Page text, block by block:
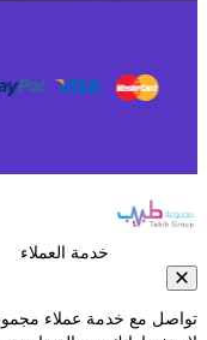
خدمة العملاء
مع خدمة عملاء مجموعة